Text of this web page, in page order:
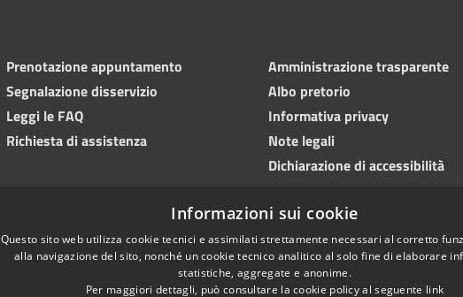
Prenotazione appuntamento
Segnalazione disservizio
Leggi le FAQ
Richiesta di assistenza
Amministrazione trasparente
Albo pretorio
Informativa privacy
Note legali
Dichiarazione di accessibilità
Informazioni sui cookie
Questo sito web utilizza cookie tecnici e assimilati strettamente necessari al corretto
alla navigazione del sito, nonché un cookie tecnico analitico al solo fine di elaborare
statistiche, aggregate e anonime.
Per maggiori dettagli, può consultare la cookie policy al seguente link